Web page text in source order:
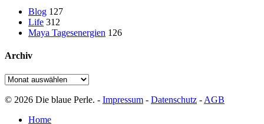
Blog 127
Life 312
Maya Tagesenergien 126
Archiv
Archiv
© 2026 Die blaue Perle. - Impressum - Datenschutz - AGB
Close
Home